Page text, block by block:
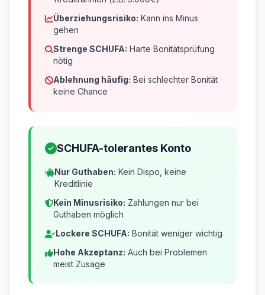
Überziehungsrisiko: Kann ins Minus
gehen
Strenge SCHUFA: Harte Bonitätsprüfung
nötig
Ablehnung häufig: Bei schlechter Bonität
keine Chance
SCHUFA-tolerantes Konto
Nur Guthaben: Kein Dispo, keine
Kreditlinie
Kein Minusrisiko: Zahlungen nur bei
Guthaben möglich
Lockere SCHUFA: Bonität weniger wichtig
Hohe Akzeptanz: Auch bei Problemen
meist Zusage